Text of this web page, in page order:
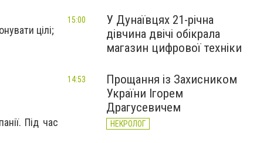
цілі;
Під час
У Дунаївцях 21-річна
дівчина двічі обікрала
магазин цифрової техніки
15:00
Прощання із Захисником
України Ігорем
Драгусевичем
НЕКРОЛОГ
14:53